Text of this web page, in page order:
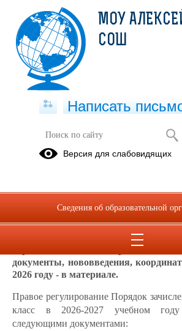
Прием в школу
Не позднее 1 апреля начинается
документы, нововведения,
2026 году - в материале.
Правое регулирование Порядок
класс в 2026-2027 учебном году
следующими документами:
МОУ
СОШ
Написать
Версия для слабовидящих
Сведения об образовательной